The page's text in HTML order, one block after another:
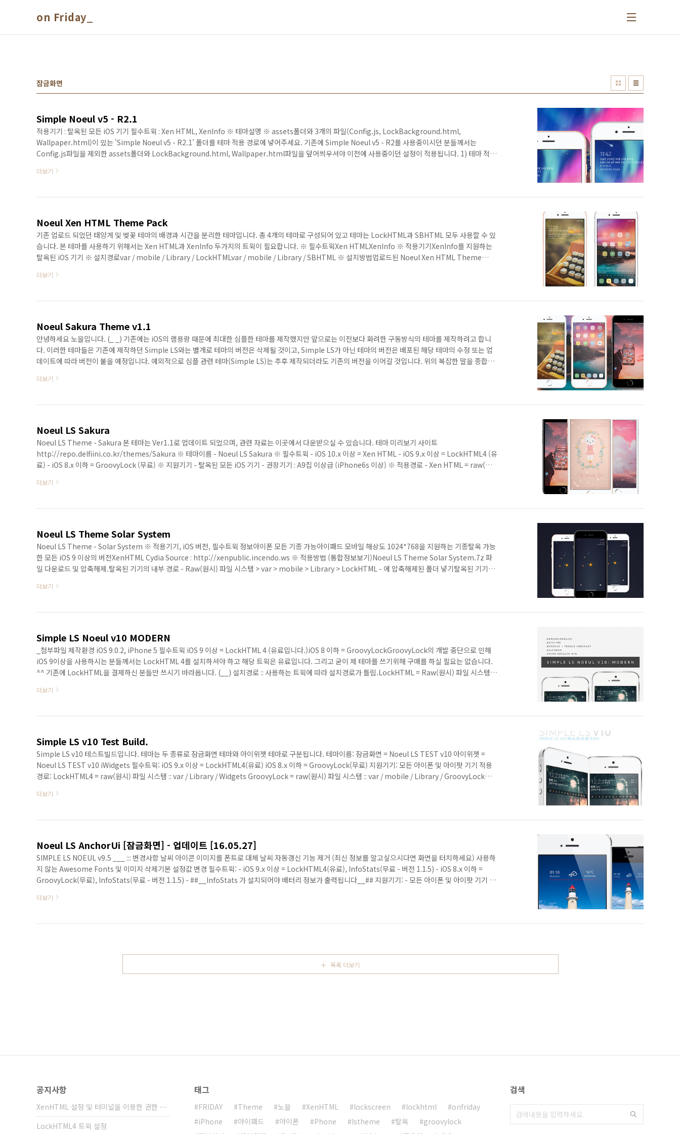
on Friday_
잠금화면
Simple Noeul v5 - R2.1
적용기기 : 탈옥된 모든 iOS 기기 필수트윅 : Xen HTML, XenInfo ※ 테마설명 ※ assets폴더와 3개의 파일(Config.js, LockBackground.html,
Wallpaper.html)이 있는 'Simple Noeul v5 - R2.1' 폴더를 테마 적용 경로에 넣어주세요. 기존에 Simple Noeul v5 - R2를 사용중이시던 분들께서는
Config.js파일을 제외한 assets폴더와 LockBackground.html, Wallpaper.html파일을 덮어씌우셔야 이전에 사용중이던 설정이 적용됩니다. 1) 테마 적용
더보기
Noeul Xen HTML Theme Pack
기존 업로드 되었던 태양계 및 벚꽃 테마의 배경과 시간을 분리한 테마입니다. 총 4개의 테마로 구성되어 있고 테마는 LockHTML과 SBHTML 모두 사용할 수 있
습니다. 본 테마를 사용하기 위해서는 Xen HTML과 XenInfo 두가지의 트윅이 필요합니다. ※ 필수트윅Xen HTMLXenInfo ※ 적용기기XenInfo를 지원하는
탈옥된 iOS 기기 ※ 설치경로var / mobile / Library / LockHTMLvar / mobile / Library / SBHTML ※ 설치방법업로드된 Noeul Xen HTML Theme
더보기
Noeul Sakura Theme v1.1
안녕하세요 노을입니다. (_ _) 기존에는 iOS의 램용랑 때문에 최대한 심플한 테마를 제작했지만 앞으로는 이전보다 화려한 구동방식의 테마를 제작하려고 합니
다. 이러한 테마들은 기존에 제작하던 Simple LS와는 별개로 테마의 버전은 삭제될 것이고, Simple LS가 아닌 테마의 버전은 배포된 해당 테마의 수정 또는 업
데이트에 따라 버전이 붙을 예정입니다. 예외적으로 심플 관련 테마(Simple LS)는 추후 제작되더라도 기존의 버전을 이어갈 것입니다. 위의 복잡한 말을 종합하
따라 표시 ★ 중요 ★ - 테마를 적용하기 ..
더보기
Noeul LS Sakura
Noeul LS Theme - Sakura 본 테마는 Ver1.1로 업데이트 되었으며, 관련 자료는 이곳에서 다운받으실 수 있습니다. 테마 미리보기 사이트
http://repo.delfiini.co.kr/themes/Sakura ※ 테마이름 - Noeul LS Sakura ※ 필수트윅 - iOS 10.x 이상 = Xen HTML - iOS 9.x 이상 = LockHTML4 (유
료) - iOS 8.x 이하 = GroovyLock (무료) ※ 지원기기 - 탈옥된 모든 iOS 기기 - 권장기기 : A9칩 이상급 (iPhone6s 이상) ※ 적용경로 - Xen HTML = raw(원
더보기
Noeul LS Theme Solar System
Noeul LS Theme - Solar System ※ 적용기기, iOS 버전, 필수트윅 정보아이폰 모든 기종 가능아이패드 모바일 해상도 1024*768을 지원하는 기종탈옥 가능
한 모든 iOS 9 이상의 버전XenHTML Cydia Source : http://xenpublic.incendo.ws ※ 적용방법 (통합정보보기)Noeul LS Theme Solar System.7z 파
일 다운로드 및 압축해제.탈옥된 기기의 내부 경로 - Raw(원시) 파일 시스템 > var > mobile > Library > LockHTML - 에 압축해제된 폴더 넣기탈옥된 기기의
더보기
Simple LS Noeul v10 MODERN
_첨부파일 제작환경 iOS 9.0.2, iPhone 5 필수트윅 iOS 9 이상 = LockHTML 4 (유료입니다.)iOS 8 이하 = GroovyLockGroovyLock의 개발 중단으로 인해
iOS 9이상을 사용하시는 분들께서는 LockHTML 4를 설치하셔야 하고 해당 트윅은 유료입니다. 그리고 굳이 제 테마를 쓰기위해 구매를 하실 필요는 없습니다.
^^ 기존에 LockHTML을 결제하신 분들만 쓰시기 바라옵니다. (__) 설치경로 :: 사용하는 트윅에 따라 설치경로가 틀림.LockHTML = Raw(원시) 파일 시스템 >
더보기
Simple LS v10 Test Build.
Simple LS v10 테스트빌드입니다. 테마는 두 종류로 잠금화면 테마와 아이위젯 테마로 구분됩니다. 테마이름: 잠금화면 = Noeul LS TEST v10 아이위젯 =
Noeul LS TEST v10 iWidgets 필수트윅: iOS 9.x 이상 = LockHTML4(유료) iOS 8.x 이하 = GroovyLock(무료) 지원기기: 모든 아이폰 및 아이팟 기기 적용
경로: LockHTML4 = raw(원시) 파일 시스템 :: var / Library / Widgets GroovyLock = raw(원시) 파일 시스템 :: var / mobile / Library / GroovyLock
더보기
Noeul LS AnchorUi [잠금화면] - 업데이트 [16.05.27]
SIMPLE LS NOEUL v9.5 ___ ::: 변경사항 날씨 아이콘 이미지를 폰트로 대체 날씨 자동갱신 기능 제거 (최신 정보를 알고싶으시다면 화면을 터치하세요) 사용하
지 않는 Awesome Fonts 및 이미지 삭제기본 설정값 변경 필수트윅: - iOS 9.x 이상 = LockHTML4(유료), InfoStats(무료 - 버전 1.1.5) - iOS 8.x 이하 =
GroovyLock(무료), InfoStats(무료 - 버전 1.1.5) - ##__InfoStats 가 설치되어야 배터리 정보가 출력됩니다__## 지원기기: - 모든 아이폰 및 아이팟 기기 적
더보기
목록 더보기
공지사항
XenHTML 설정 및 터미널을 이용한 권한 ⋯
LockHTML4 트윅 설정
태그
FRIDAY Theme 노을 XenHTML lockscreen lockhtml
onfriday
iPhone
아이패드 아이폰 Phone lstheme 탈옥
groovylock
검색